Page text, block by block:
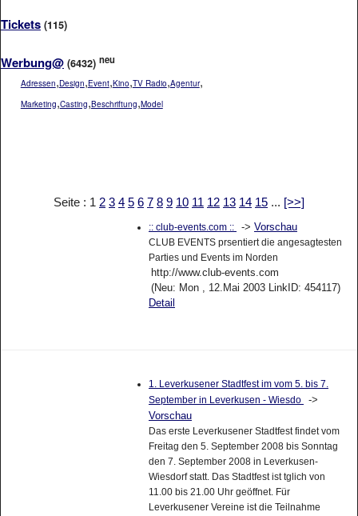
Tickets (115)
Werbung@ (6432) neu
Adressen,Design,Event,Kino,TV Radio,Agentur,
Marketing,Casting,Beschriftung,Model
Seite : 1 2 3 4 5 6 7 8 9 10 11 12 13 14 15 ... [>>]
:: club-events.com :: -> Vorschau
CLUB EVENTS prsentiert die angesagtesten
Parties und Events im Norden
http://www.club-events.com
(Neu: Mon , 12.Mai 2003 LinkID: 454117)
Detail
1. Leverkusener Stadtfest im vom 5. bis 7.
September in Leverkusen - Wiesdo
->
Vorschau
Das erste Leverkusener Stadtfest findet vom
Freitag den 5. September 2008 bis Sonntag
den 7. September 2008 in Leverkusen-
Wiesdorf statt. Das Stadtfest ist tglich von
11.00 bis 21.00 Uhr geöffnet. Für
Leverkusener Vereine ist die Teilnahme